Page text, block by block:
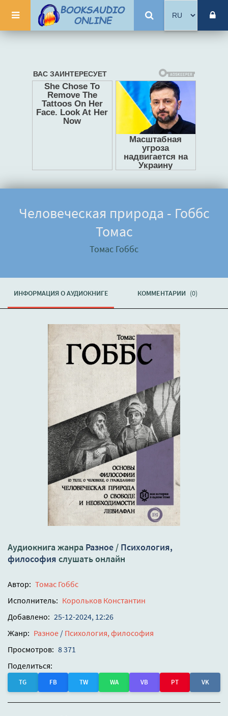
Человеческая природа - Гоббс
Томас
Томас Гоббс
ИНФОРМАЦИЯ О АУДИОКНИГЕ КОММЕНТАРИИ (0)
Аудиокнига жанра Разное / Психология,
философия слушать онлайн
Автор: Томас Гоббс
Исполнитель: Корольков Константин
Добавлено: 25-12-2024, 12:26
Жанр: Разное / Психология, философия
Просмотров: 8 371
Поделиться:
TG FB TW WA VB PT VK